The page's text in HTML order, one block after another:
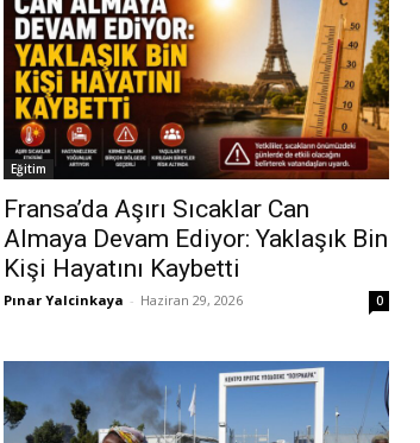
Eğitim
Fransa’da Aşırı Sıcaklar Can
Almaya Devam Ediyor: Yaklaşık Bin
Kişi Hayatını Kaybetti
Pınar Yalcinkaya - Haziran 29, 2026 0